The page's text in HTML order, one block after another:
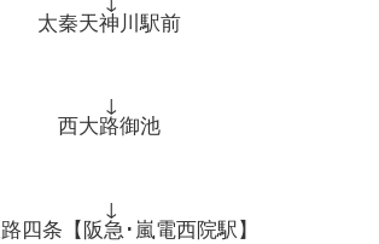
太秦天神川駅前
↓
西大路御池
↓
四条【阪急･嵐電西院駅】